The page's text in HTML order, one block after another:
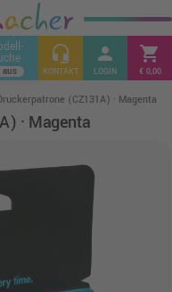
headset_mic
KONTAKT
person
LOGIN
shopping_cart
€ 0,00
(CZ131A) · Magenta
· Magenta